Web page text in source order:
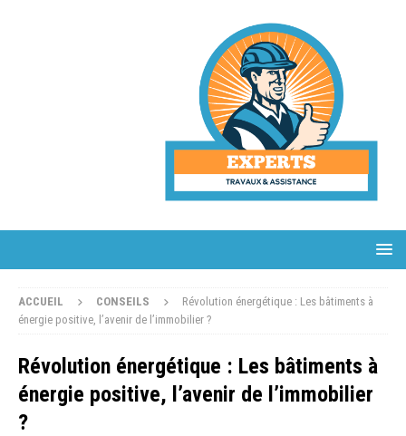
ACCUEIL CONSEILS
Révolution énergétique : Les bâtiments à
énergie positive, l’avenir de l’immobilier ?
Révolution énergétique : Les bâtiments à
énergie positive, l’avenir de l’immobilier
?